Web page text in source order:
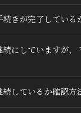
きが完了している
にしていますが、
しているか確認方